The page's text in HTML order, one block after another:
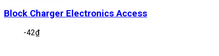
Block Charger Electronics Access
-42₫